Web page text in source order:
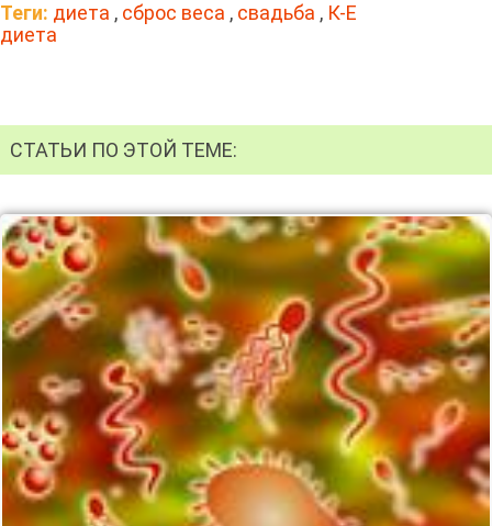
Теги: диета , сброс веса , свадьба , К-Е
диета
СТАТЬИ ПО ЭТОЙ ТЕМЕ: